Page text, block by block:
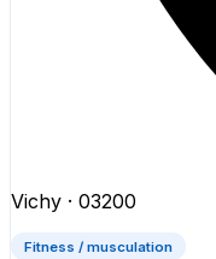
Vichy · 03200
Fitness / musculation